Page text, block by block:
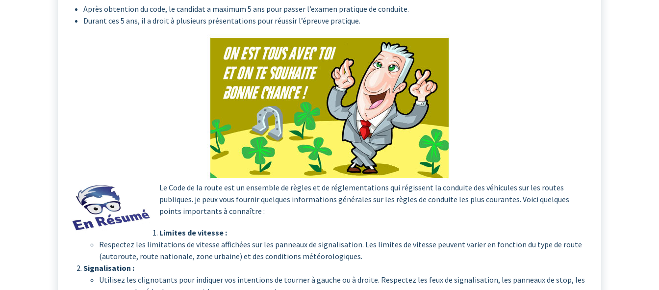
Après obtention du code, le candidat a maximum 5 ans pour passer l’examen pratique de conduite.
Durant ces 5 ans, il a droit à plusieurs présentations pour réussir l’épreuve pratique.
Le Code de la route est un ensemble de règles et de réglementations qui régissent la conduite des véhicules sur les routes
publiques. je peux vous fournir quelques informations générales sur les règles de conduite les plus courantes. Voici quelques
points importants à connaître :
Limites de vitesse :
Respectez les limitations de vitesse affichées sur les panneaux de signalisation. Les limites de vitesse peuvent varier en fonction du type de route
(autoroute, route nationale, zone urbaine) et des conditions météorologiques.
Signalisation :
Utilisez les clignotants pour indiquer vos intentions de tourner à gauche ou à droite. Respectez les feux de signalisation, les panneaux de stop, les